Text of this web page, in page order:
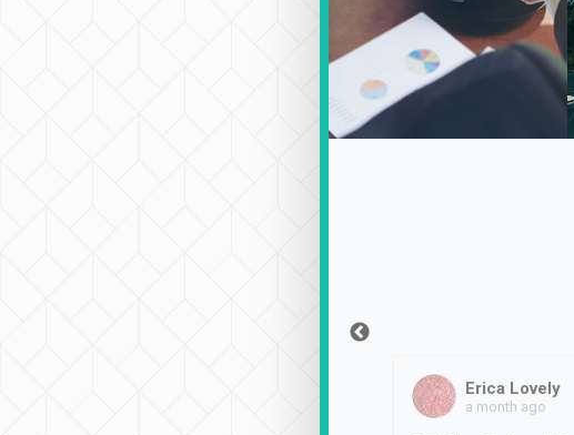
Erica Lovely
a month ago